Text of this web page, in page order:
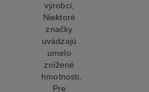
výrobci,
Niektoré
značky
uvádzajú
umelo
znížené
hmotnosti,
Pre